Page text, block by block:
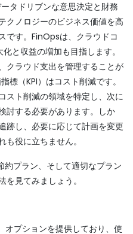
タドリブンな意思決定と財務
クノロジーのビジネス価値を高
です。FinOpsは、クラウドコ
と収益の増加も目指します。
クラウド支出を管理することが
標（KPI）はコスト削減です。
スト削減の領域を特定し、次に
討する必要があります。しか
跡し、必要に応じて計画を変更
役に立ちません。
プラン、そして適切なプラン
見てみましょう。
オプションを提供しており、使